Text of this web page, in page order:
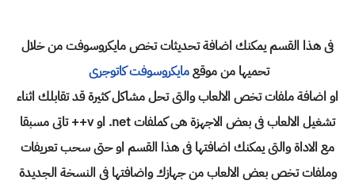
فى هذا القسم يمكنك اضافة تحديثات تخص مايكروسوفت من خلال
تحميها من موقعمايكروسوفت كاتوجرى
او اضافة ملفات تخص الالعاب والتى تحل مشاكل كثيرة قد تقابلك اثناء
تشغيل الالعاب فى بعض الاجهزة هى كملفات net. او v++ تاتى مسبقا
مع الاداة والتى يمكنك اضافتها فى هذا القسم او حتى سحب تعريفات
وملفات تخص بعض الالعاب من جهازك واضافتها فى النسخة الجديدة